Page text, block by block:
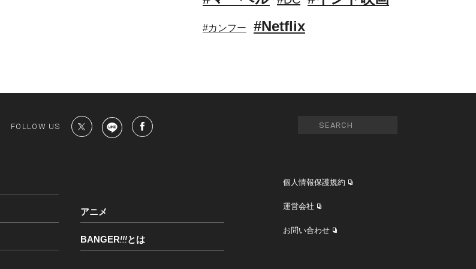
#カンフー #Netflix
FOLLOW US
アニメ
BANGER!!!とは
個人情報保護規約
運営会社
お問い合わせ